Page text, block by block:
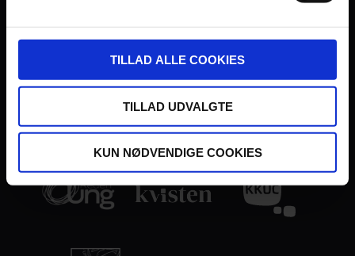
TILLAD ALLE COOKIES
TILLAD UDVALGTE
KUN NØDVENDIGE COOKIES